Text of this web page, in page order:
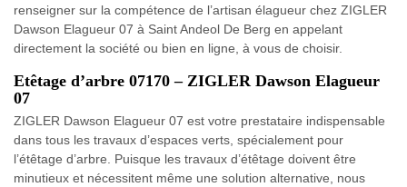
renseigner sur la compétence de l’artisan élagueur chez ZIGLER
Dawson Elagueur 07 à Saint Andeol De Berg en appelant
directement la société ou bien en ligne, à vous de choisir.
Etêtage d’arbre 07170 – ZIGLER Dawson Elagueur
07
ZIGLER Dawson Elagueur 07 est votre prestataire indispensable
dans tous les travaux d’espaces verts, spécialement pour
l’étêtage d’arbre. Puisque les travaux d’étêtage doivent être
minutieux et nécessitent même une solution alternative, nous